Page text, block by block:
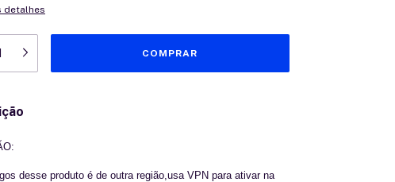
detalhes
desse produto é de outra região,usa VPN para ativar na